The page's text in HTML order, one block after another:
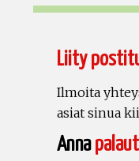
Liity
Ilmoita
asiat sinua
Anna